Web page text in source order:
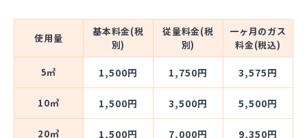
使用量
基本料金(税
別)
従量料金(税
別)
一ヶ月のガス
料金(税込)
5㎥ 1,500円 1,750円 3,575円
10㎥ 1,500円 3,500円 5,500円
20㎥ 1,500円 7,000円 9,350円